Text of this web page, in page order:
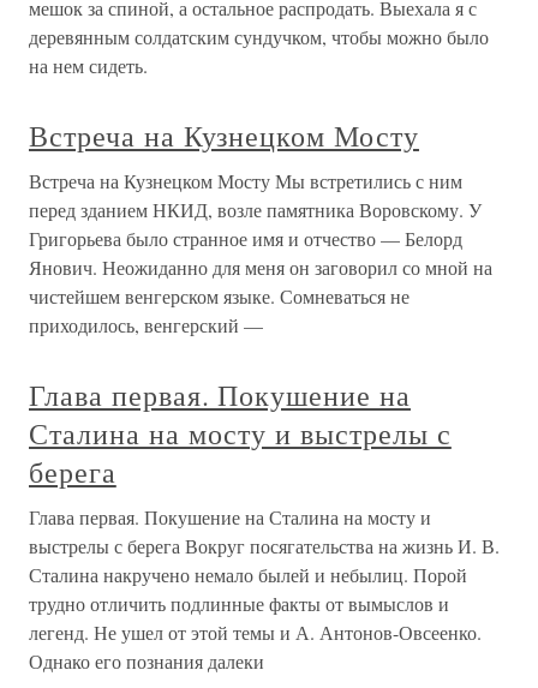
мешок за спиной, а остальное распродать. Выехала я с
деревянным солдатским сундучком, чтобы можно было
на нем сидеть.
Встреча на Кузнецком Мосту
Встреча на Кузнецком Мосту Мы встретились с ним
перед зданием НКИД, возле памятника Воровскому. У
Григорьева было странное имя и отчество — Белорд
Янович. Неожиданно для меня он заговорил со мной на
чистейшем венгерском языке. Сомневаться не
приходилось, венгерский —
Глава первая. Покушение на
Сталина на мосту и выстрелы с
берега
Глава первая. Покушение на Сталина на мосту и
выстрелы с берега Вокруг посягательства на жизнь И. В.
Сталина накручено немало былей и небылиц. Порой
трудно отличить подлинные факты от вымыслов и
легенд. Не ушел от этой темы и А. Антонов-Овсеенко.
Однако его познания далеки